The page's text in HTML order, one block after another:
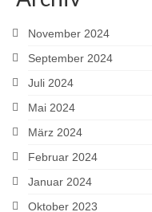
November 2024
September 2024
Juli 2024
Mai 2024
März 2024
Februar 2024
Januar 2024
Oktober 2023